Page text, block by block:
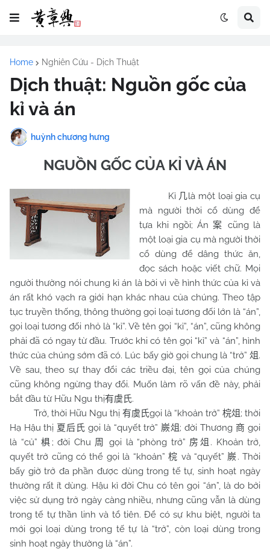
Home Nghiên Cứu - Dịch Thuật
Dịch thuật: Nguồn gốc của
kỉ và án
huỳnh chương hưng
NGUỒN GỐC CỦA KỈ VÀ ÁN
Kỉ 几là một loại gia cụ
mà người thời cổ dùng để
tựa khi ngồi; Án 案
cũng là
một loại gia cụ mà người thời
cổ dùng để dâng thức ăn,
đọc sách hoặc viết chữ. Mọi
người thường nói chung kỉ án là bởi vì về hình thức của kỉ và
án rất khó vạch ra giới hạn khác nhau của chúng. Theo tập
tục truyền thống, thông thường gọi loại tương đối lớn là “án”,
gọi loại tương đối nhỏ là “kỉ”. Về tên gọi “kỉ”, “án”, cũng không
phải đã có ngay từ đầu. Trước khi có tên gọi “kỉ” và “án”, hình
thức của chúng sớm đã có. Lúc bấy giờ gọi chung là “trở” 俎.
Về sau, theo sự thay đổi các triều đại, tên gọi của chúng
cũng không ngừng thay đổi. Muốn làm rõ vấn đề này, phải
bắt đầu từ Hữu Ngu thị有虞氏.
Trở, thời Hữu Ngu thị 有虞氏gọi là “khoản trở” 梡俎; thời
Hạ Hậu thị 夏后氏 gọi là “quyết trở” 嶡俎; đời Thương 商 gọi
là “củ” 椇 ; đời Chu 周 gọi là “phòng trở” 房俎 . Khoản trở,
quyết trở cũng có thể gọi là “khoản” 梡 và “quyết” 嶡 . Thời
bấy giờ trở đa phần được dùng trong tế tự, sinh hoạt ngày
thường rất ít dùng. Hậu kì đời Chu có tên gọi “án”, là do bởi
việc sử dụng trở ngày càng nhiều, nhưng cũng vẫn là dùng
trong tế tự thần linh và tổ tiên. Để có sự khu biệt, người ta
mới gọi loại dùng trong tế tự là “trở”, còn loại dùng trong
sinh hoạt ngày thường là “án”.